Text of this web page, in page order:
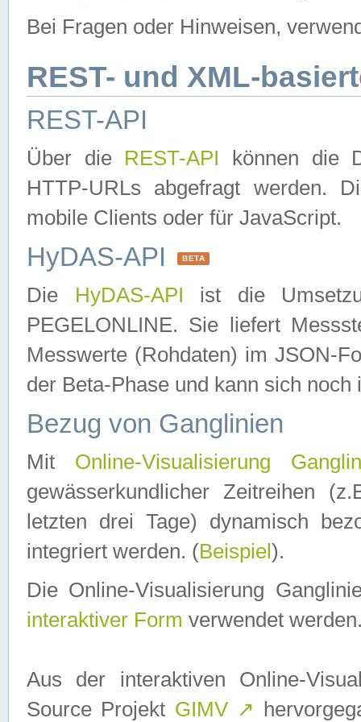
Bei Fragen oder Hinweisen,
REST- und XML-
REST-API
Über die REST-API können die
HTTP-URLs abgefragt werden.
mobile Clients oder für JavaScript.
HyDAS-API BETA
Die HyDAS-API ist die
PEGELONLINE. Sie liefert
Messwerte (Rohdaten) im JSON-
der Beta-Phase und kann sich noch
Bezug von Ganglinien
Mit Online-Visualisierung
gewässerkundlicher Zeitreihen
letzten drei Tage) dynamisch
integriert werden. (Beispiel ).
Die Online-Visualisierung
interaktiver Form verwendet
Aus der interaktiven Online-
Source Projekt GIMV ↗